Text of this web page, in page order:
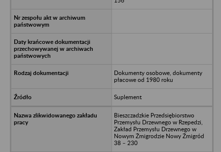
Dokumenty osobowe, dokumenty
płacowe od 1980 roku
Suplement
Bieszczadzkie Przedsiębiorstwo
Przemysłu Drzewnego w Rzepedzi,
Zakład Przemysłu Drzewnego w
Nowym Żmigrodzie Nowy Żmigród
38 – 230